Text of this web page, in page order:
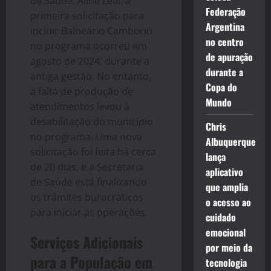
primeira solicitação para
incluir Balneário Camboriú
no programa ocorreu em
agosto de 2024, durante a
antiga gestão. No entanto,
a falta de produção de
atendimentos levou à
desabilitação do município
no programa. Uma nova
solicitação foi feita há cerca
de 20 dias, e a Secretaria
de Saúde está finalizando
os trâmites burocráticos
para iniciar as operações.
Serviços Adicionais
para a População em
Federação
Argentina
no centro
de apuração
durante a
Copa do
Mundo
Chris
Albuquerque
lança
aplicativo
que amplia
o acesso ao
cuidado
emocional
por meio da
tecnologia